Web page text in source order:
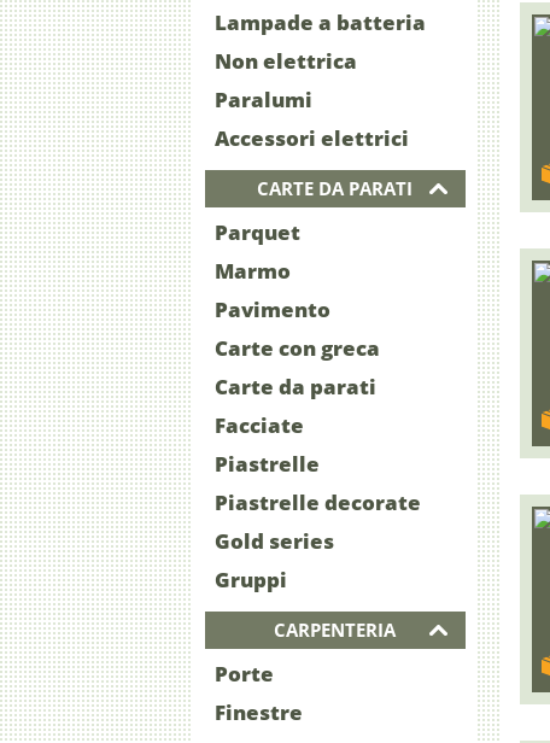
Lampade a batteria
Non elettrica
Paralumi
Accessori elettrici
CARTE DA PARATI
Parquet
Marmo
Pavimento
Carte con greca
Carte da parati
Facciate
Piastrelle
Piastrelle decorate
Gold series
Gruppi
CARPENTERIA
Porte
Finestre